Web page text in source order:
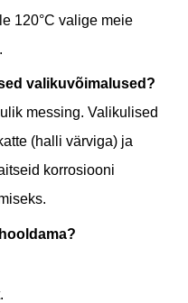
120°C valige meie
valikuvõimalused?
messing. Valikulised
(halli värviga) ja
korrosiooni